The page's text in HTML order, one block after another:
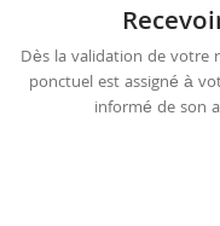
Dès la validation de votre
ponctuel est assigné à
informé de son